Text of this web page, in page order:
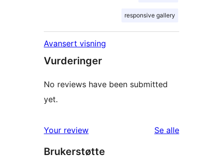
responsive gallery
Avansert visning
Vurderinger
No reviews have been submitted
yet.
Your review Se alleomtalene
Brukerstøtte